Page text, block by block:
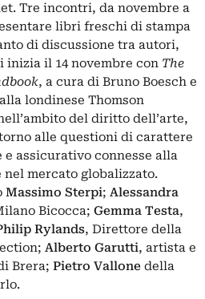
Tre incontri, da novembre a
libri freschi di stampa
di discussione tra autori,
inizia il 14 novembre con The
, a cura di Bruno Boesch e
londinese Thomson
del diritto dell’arte,
alle questioni di carattere
assicurativo connesse alla
mercato globalizzato.
Massimo Sterpi; Alessandra
Bicocca; Gemma Testa,
Rylands, Direttore della
Alberto Garutti, artista e
Brera; Pietro Vallone della